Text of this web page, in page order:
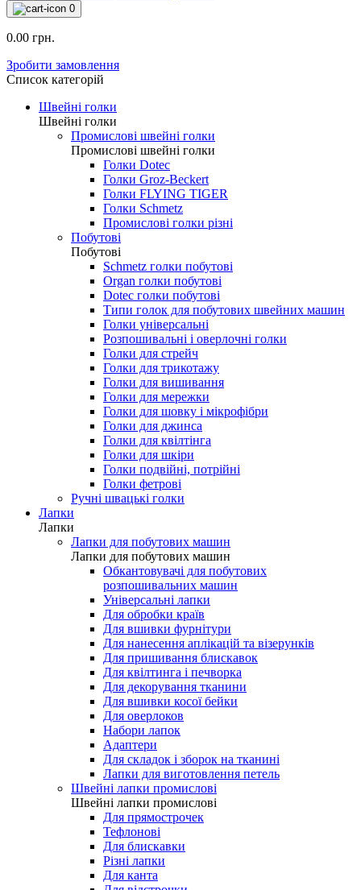
0
0.00 грн.
Зробити замовлення
Список категорій
Швейні голки
Швейні голки
Промислові швейні голки
Промислові швейні голки
Голки Dotec
Голки Groz-Beckert
Голки FLYING TIGER
Голки Schmetz
Промислові голки різні
Побутові
Побутові
Schmetz голки побутові
Organ голки побутові
Dotec голки побутові
Типи голок для побутових швейних машин
Голки універсальні
Розпошивальні і оверлочні голки
Голки для стрейч
Голки для трикотажу
Голки для вишивання
Голки для мережки
Голки для шовку і мікрофібри
Голки для джинса
Голки для квілтінга
Голки для шкіри
Голки подвійні, потрійні
Голки фетрові
Ручні швацькі голки
Лапки
Лапки
Лапки для побутових машин
Лапки для побутових машин
Обкантовувачі для побутових
розпошивальних машин
Універсальні лапки
Для обробки країв
Для вшивки фурнітури
Для нанесення аплікацій та візерунків
Для пришивання блискавок
Для квілтинга і печворка
Для декорування тканини
Для вшивки косої бейки
Для оверлоков
Набори лапок
Адаптери
Для складок і зборок на тканині
Лапки для виготовлення петель
Швейні лапки промислові
Швейні лапки промислові
Для прямострочек
Тефлонові
Для блискавки
Різні лапки
Для канта